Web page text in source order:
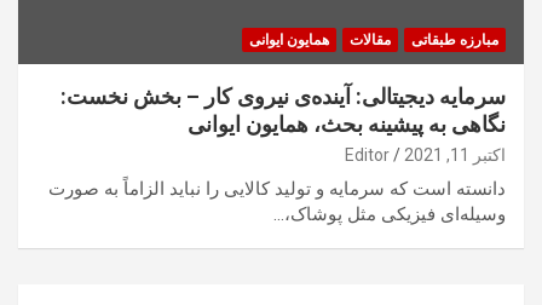
مبارزه طبقاتی مقالات همایون ایوانی
سرمایه‌ دیجیتالی: آینده‌ی نیروی کار – بخش نخست:
نگاهی به پیشینه بحث، همایون ایوانی
اکتبر 11, 2021 Editor
دانسته است که سرمایه و تولید کالایی را نباید الزاماً به صورت
وسیله‌ای فیزیکی مثل پوشاک،…